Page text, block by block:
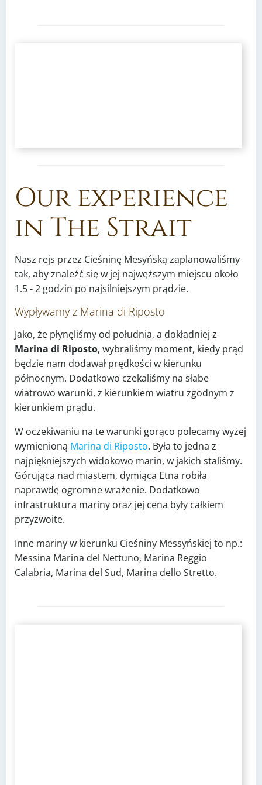
Our experience
in The Strait
Nasz rejs przez Cieśninę Mesyńską zaplanowaliśmy
tak, aby znaleźć się w jej najwęższym miejscu około
1.5 - 2 godzin po najsilniejszym prądzie.
Wypływamy z Marina di Riposto
Jako, że płynęliśmy od południa, a dokładniej z
Marina di Riposto, wybraliśmy moment, kiedy prąd
będzie nam dodawał prędkości w kierunku
północnym. Dodatkowo czekaliśmy na słabe
wiatrowo warunki, z kierunkiem wiatru zgodnym z
kierunkiem prądu.
W oczekiwaniu na te warunki gorąco polecamy wyżej
wymienioną Marina di Riposto. Była to jedna z
najpiękniejszych widokowo marin, w jakich staliśmy.
Górująca nad miastem, dymiąca Etna robiła
naprawdę ogromne wrażenie. Dodatkowo
infrastruktura mariny oraz jej cena były całkiem
przyzwoite.
Inne mariny w kierunku Cieśniny Messyńskiej to np.:
Messina Marina del Nettuno, Marina Reggio
Calabria, Marina del Sud, Marina dello Stretto.